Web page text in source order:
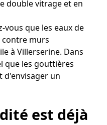
double vitrage et en
vous que les eaux de
contre murs
à Villerserine. Dans
que les gouttières
d'envisager un
est déjà